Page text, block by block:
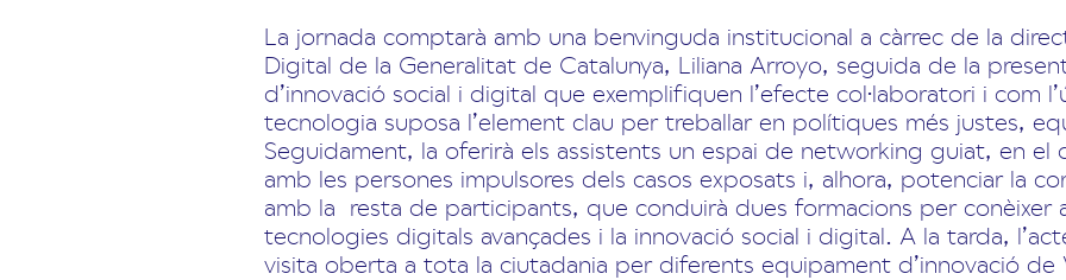
La jornada comptarà amb una benvinguda institucional a càrrec de la
Digital de la Generalitat de Catalunya, Liliana Arroyo, seguida de la
d’innovació social i digital que exemplifiquen l’efecte col·laboratori i com
tecnologia suposa l’element clau per treballar en polítiques més justes,
Seguidament, la oferirà els assistents un espai de networking guiat, en el
amb les persones impulsores dels casos exposats i, alhora, potenciar la
amb la resta de participants, que conduirà dues formacions per conèixer
tecnologies digitals avançades i la innovació social i digital. A la tarda,
visita oberta a tota la ciutadania per diferents equipament d’innovació de